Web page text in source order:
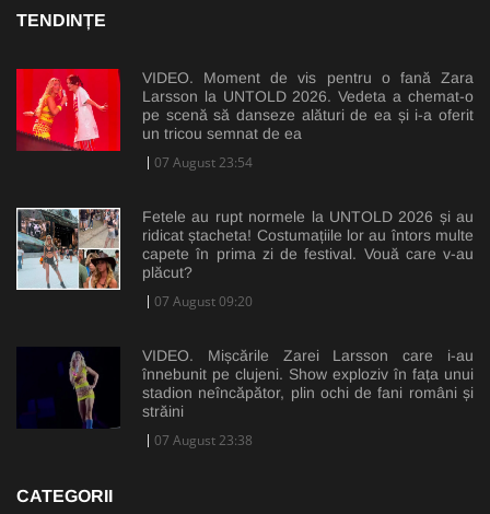
TENDINȚE
VIDEO. Moment de vis pentru o fană Zara
Larsson la UNTOLD 2026. Vedeta a chemat-o
pe scenă să danseze alături de ea și i-a oferit
un tricou semnat de ea
07 August 23:54
Fetele au rupt normele la UNTOLD 2026 și au
ridicat ștacheta! Costumațiile lor au întors multe
capete în prima zi de festival. Vouă care v-au
plăcut?
07 August 09:20
VIDEO. Mișcările Zarei Larsson care i-au
înnebunit pe clujeni. Show exploziv în fața unui
stadion neîncăpător, plin ochi de fani români și
străini
07 August 23:38
CATEGORII